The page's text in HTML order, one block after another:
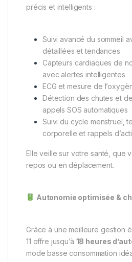
précis et intelligents :
Suivi avancé du sommeil
détaillées et tendances
Capteurs cardiaques de
avec alertes intelligentes
ECG et mesure de
Détection des chutes et
appels SOS automatiques
Suivi du cycle menstruel,
corporelle et rappels
Elle veille sur votre santé, que
repos ou en déplacement.
Autonomie optimisée &
Grâce à une meilleure gestion
11 offre jusqu’à 18 heures
mode basse consommation